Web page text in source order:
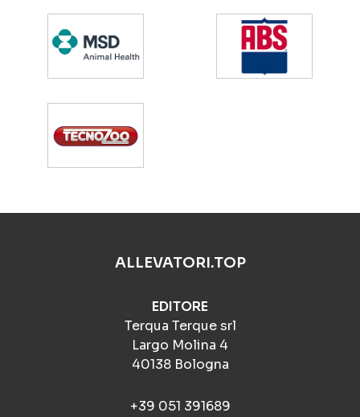
ALLEVATORI.TOP
EDITORE
Terqua Terque srl
Largo Molina 4
40138 Bologna
+39 051 391689